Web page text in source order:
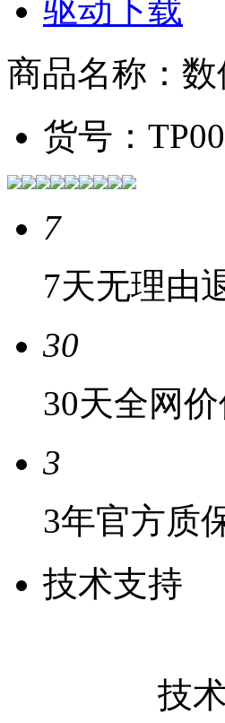
驱动下载
商品名称： 数
货号：
7
7天无理由
30
30天全网
3
3年官方质
技术支持
技